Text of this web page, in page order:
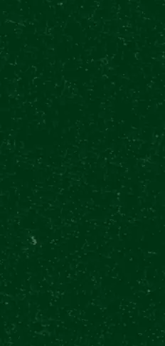
MARKENSHOP
ÜBER UNS
KONTAKT
Ca. 60 Minuten
2 Biere oder
Gewinnen Sie
TICKETS
FEIERLICHKEITEN
TICKETS